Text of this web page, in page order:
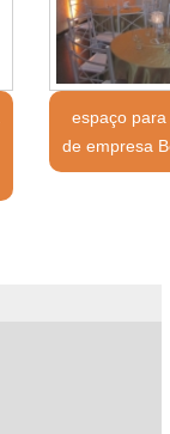
espaço
de empresa